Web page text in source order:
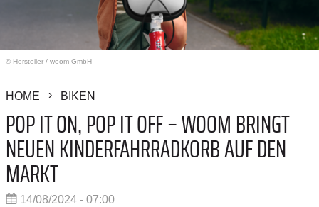
© Hersteller / woom GmbH
HOME BIKEN
POP IT ON, POP IT OFF – WOOM BRINGT
NEUEN KINDERFAHRRADKORB AUF DEN
MARKT
14/08/2024 - 07:00